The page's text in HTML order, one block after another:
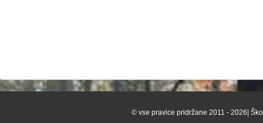
© vse pravice pridržane 2011 - 2026|